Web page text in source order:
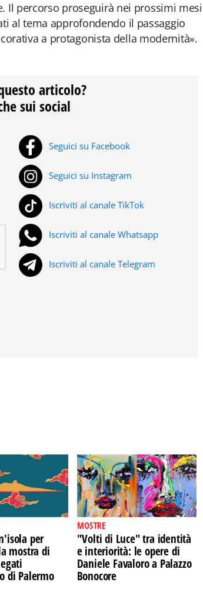
Il percorso proseguirà nei prossimi mesi
al tema approfondendo il passaggio
a protagonista della modernità».
articolo?
sui social
Seguici su Facebook
Seguici su Instagram
Iscriviti al canale TikTok
Iscriviti al canale Whatsapp
Iscriviti al canale Telegram
per
mostra di
di Palermo
MOSTRE
"Volti di Luce" tra identità
e interiorità: le opere di
Daniele Favaloro a Palazzo
Bonocore